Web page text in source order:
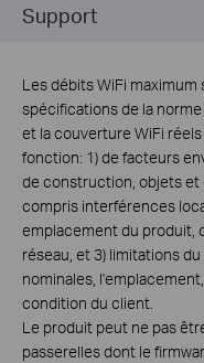
Support
Les débits WiFi
spécifications de la norme
et la couverture WiFi
fonction: 1) de facteurs
de construction, objets et
compris interférences
emplacement du produit,
réseau, et 3) limitations
nominales,
condition du client.
Le produit peut ne pas
passerelles dont le